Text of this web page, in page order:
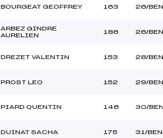
BOURGEAT GEOFFREY 163 26/BEN
ARBEZ GINDRE
AURELIEN
186 26/BEN
DREZET VALENTIN 153 28/BEN
PROST LEO 152 29/BEN
PIARD QUENTIN 146 30/BEN
DUINAT SACHA 175 31/BEN